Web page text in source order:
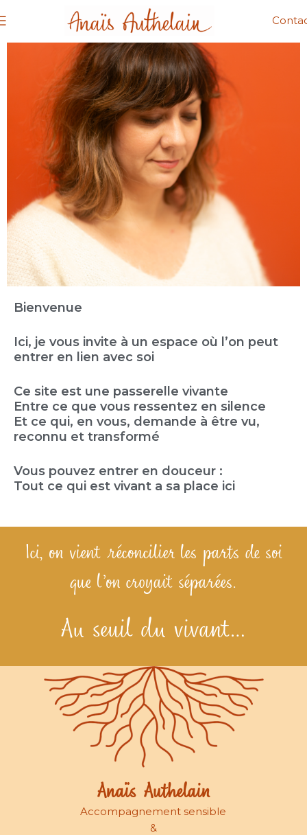
Bienvenue
Ici, je vous invite à un espace où l’on peut
entrer en lien avec soi
Ce site est une passerelle vivante
Entre ce que vous ressentez en silence
Et ce qui, en vous, demande à être vu,
reconnu et transformé
Vous pouvez entrer en douceur :
Tout ce qui est vivant a sa place ici
Ici, on vient réconcilier les parts de soi
que l’on croyait séparées.
Au seuil du vivant…
Anaïs Authelain
Accompagnement sensible
&